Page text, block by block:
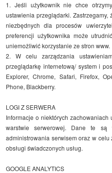
1. Jeśli użytkownik nie chce
ustawienia przeglądarki. Zastrzegamy,
niezbędnych dla procesów
preferencji użytkownika może
uniemożliwić korzystanie ze stron www.
2. W celu zarządzania
przeglądarkę internetową/ system i
Explorer, Chrome, Safari, Firefox,
Phone, Blackberry.
LOGI Z SERWERA
Informacje o niektórych
warstwie serwerowej. Dane te są
administrowania serwisem oraz w
obsługi świadczonych usług.
GOOGLE ANALYTICS